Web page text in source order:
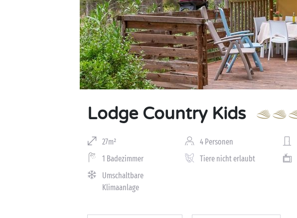
Lodge Country Kids
27m² 4 Personen
1 Badezimmer
Tiere nicht erlaubt
Umschaltbare
Klimaanlage